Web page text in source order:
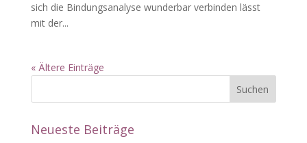
sich die Bindungsanalyse wunderbar verbinden lässt
mit der...
« Ältere Einträge
Neueste Beiträge